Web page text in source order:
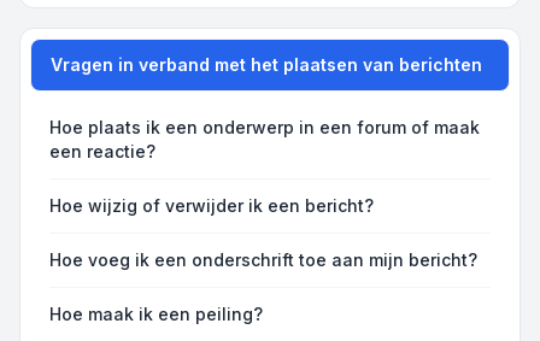
Vragen in verband met het plaatsen van berichten
Hoe plaats ik een onderwerp in een forum of maak
een reactie?
Hoe wijzig of verwijder ik een bericht?
Hoe voeg ik een onderschrift toe aan mijn bericht?
Hoe maak ik een peiling?